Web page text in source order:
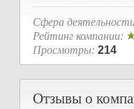
Сфера
Рейтинг компании:
Просмотры: 214
Отзывы о